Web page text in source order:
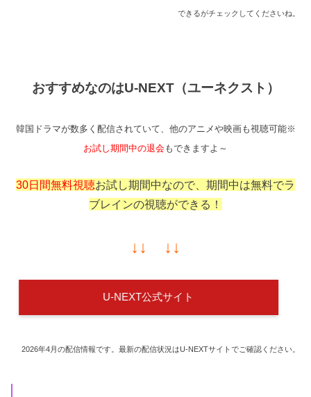
できるがチェックしてくださいね。
おすすめなのはU-NEXT（ユーネクスト）
韓国ドラマが数多く配信されていて、他のアニメや映画も視聴可能※
お試し期間中の退会もできますよ～
30日間無料視聴お試し期間中なので、期間中は無料でラ
ブレインの視聴ができる！
↓↓ ↓↓
U-NEXT公式サイト
2026年4月の配信情報です。最新の配信状況はU-NEXTサイトでご確認ください。